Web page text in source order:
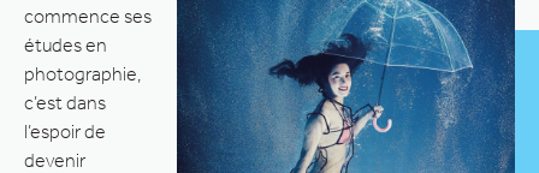
commence ses
études en
photographie,
c’est dans
l’espoir de
devenir